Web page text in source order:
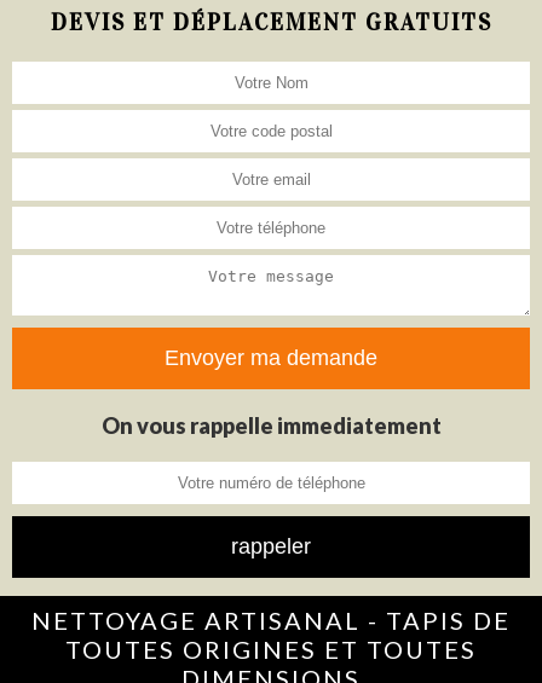
DEVIS ET DÉPLACEMENT GRATUITS
On vous rappelle immediatement
NETTOYAGE ARTISANAL - TAPIS DE
TOUTES ORIGINES ET TOUTES